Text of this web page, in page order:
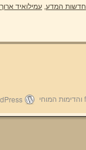
חדשות המדע, עמילואיד ארוך